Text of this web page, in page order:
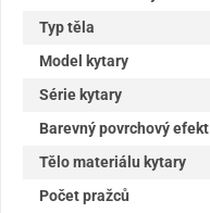
Typ těla
Model kytary
Série kytary
Barevný povrchový efekt
Tělo materiálu kytary
Počet pražců